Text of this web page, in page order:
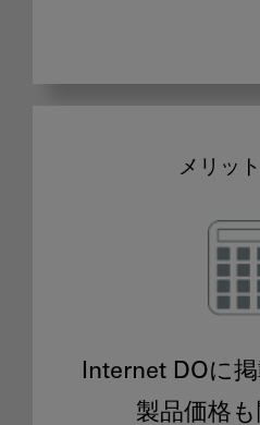
メリット
Internet DOに
製品価格